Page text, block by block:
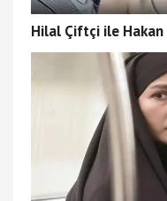
Hilal Çiftçi ile Hakan